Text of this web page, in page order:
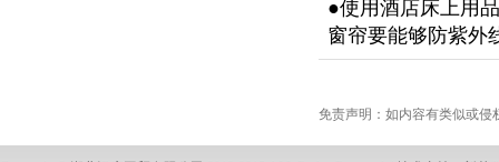
●使用酒店床上用
窗帘要能够防紫外
免责声明：如内容有类似或侵